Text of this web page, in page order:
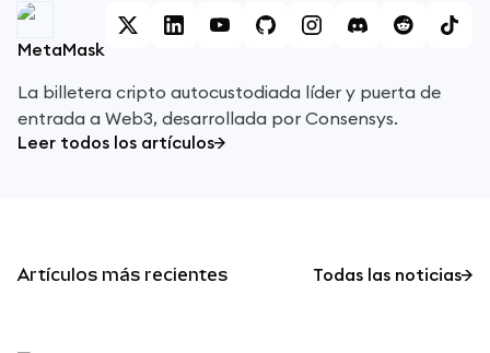
MetaMask
La billetera cripto autocustodiada líder y puerta de
entrada a Web3, desarrollada por Consensys.
Leer todos los artículos
Artículos más recientes Todas las noticias